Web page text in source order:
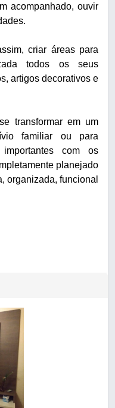
acompanhado, ouvir
criar áreas para
todos os seus
artigos decorativos e
transformar em um
familiar ou para
importantes com os
planejado
organizada, funcional